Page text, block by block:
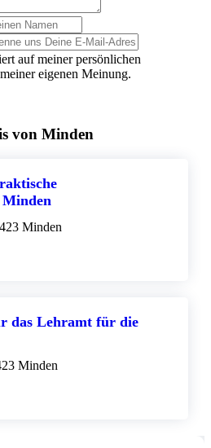
auf meiner persönlichen
eigenen Meinung.
von Minden
Minden
das Lehramt für die
Minden